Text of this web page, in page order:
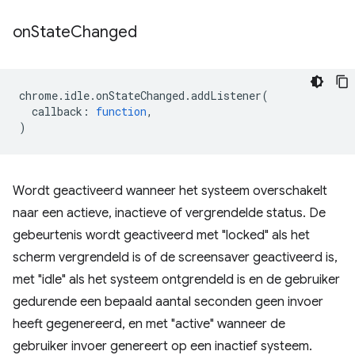
onStateChanged
chrome. idle.onStateChanged .addListener(
callback : function,
)
Wordt geactiveerd wanneer het systeem overschakelt
naar een actieve, inactieve of vergrendelde status. De
gebeurtenis wordt geactiveerd met "locked" als het
scherm vergrendeld is of de screensaver geactiveerd is,
met "idle" als het systeem ontgrendeld is en de gebruiker
gedurende een bepaald aantal seconden geen invoer
heeft gegenereerd, en met "active" wanneer de
gebruiker invoer genereert op een inactief systeem.